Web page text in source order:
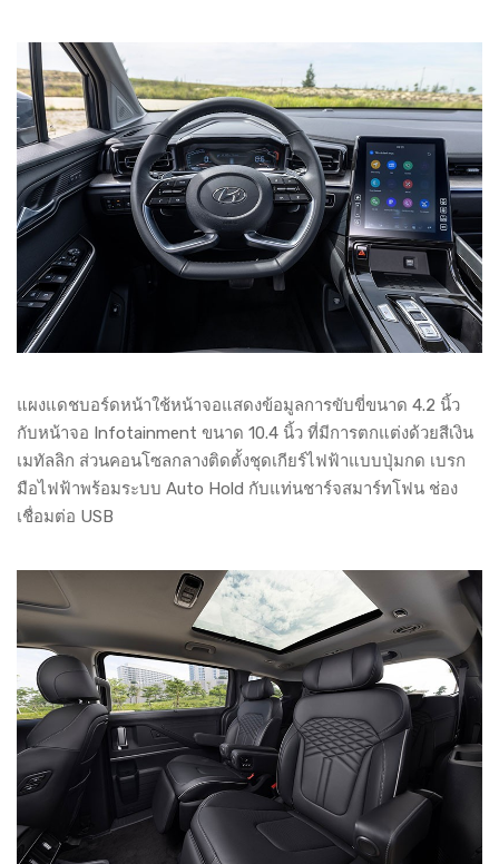
แผงแดชบอร์ดหน้าใช้หน้าจอแสดงข้อมูลการขับขี่ขนาด 4.2 นิ้ว
กับหน้าจอ Infotainment ขนาด 10.4 นิ้ว ที่มีการตกแต่งด้วยสีเงิน
เมทัลลิก ส่วนคอนโซลกลางติดตั้งชุดเกียร์ไฟฟ้าแบบปุ่มกด เบรก
มือไฟฟ้าพร้อมระบบ Auto Hold กับแท่นชาร์จสมาร์ทโฟน ช่อง
เชื่อมต่อ USB